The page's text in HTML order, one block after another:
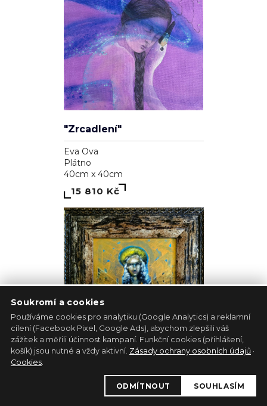
"Zrcadlení"
Eva Ova
Plátno
40cm x 40cm
15 810 Kč
Pavol Tarasovič
Jiný podklad
Soukromí a cookies
Používáme cookies pro analytiku (Google Analytics) a reklamní
cílení (Facebook Pixel, Google Ads), abychom zlepšili váš
zážitek a měřili účinnost kampaní. Funkční cookies (přihlášení,
košík) jsou nutné a vždy aktivní. Zásady ochrany osobních údajů ·
Cookies.
ODMÍTNOUT SOUHLASÍM